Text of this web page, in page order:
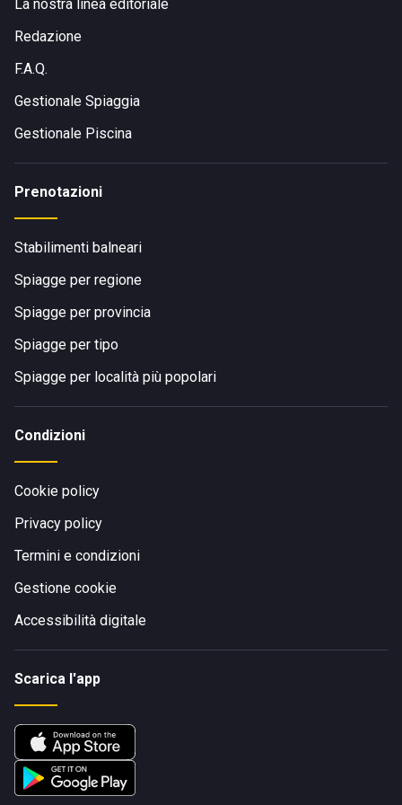
La nostra linea editoriale
Redazione
F.A.Q.
Gestionale Spiaggia
Gestionale Piscina
Prenotazioni
Stabilimenti balneari
Spiagge per regione
Spiagge per provincia
Spiagge per tipo
Spiagge per località più popolari
Condizioni
Cookie policy
Privacy policy
Termini e condizioni
Gestione cookie
Accessibilità digitale
Scarica l'app